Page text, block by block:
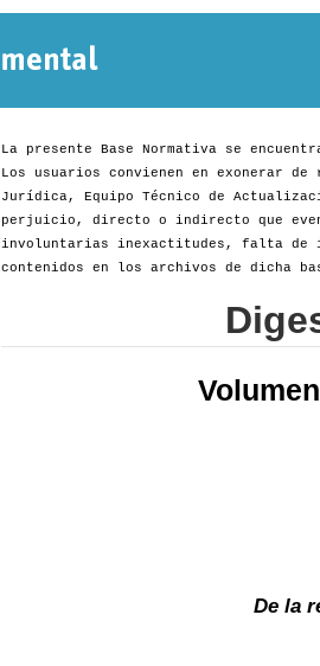
La presente Base Normativa se
Los usuarios convienen en exonerar
Jurídica, Equipo Técnico de
perjuicio, directo o indirecto que
involuntarias inexactitudes, falta de
contenidos en los archivos de dicha
De la